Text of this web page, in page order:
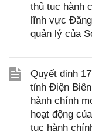
thủ tục hành
lĩnh vực
quản lý của
Quyết định
tỉnh Điện
hành chính
hoạt động
tục hành